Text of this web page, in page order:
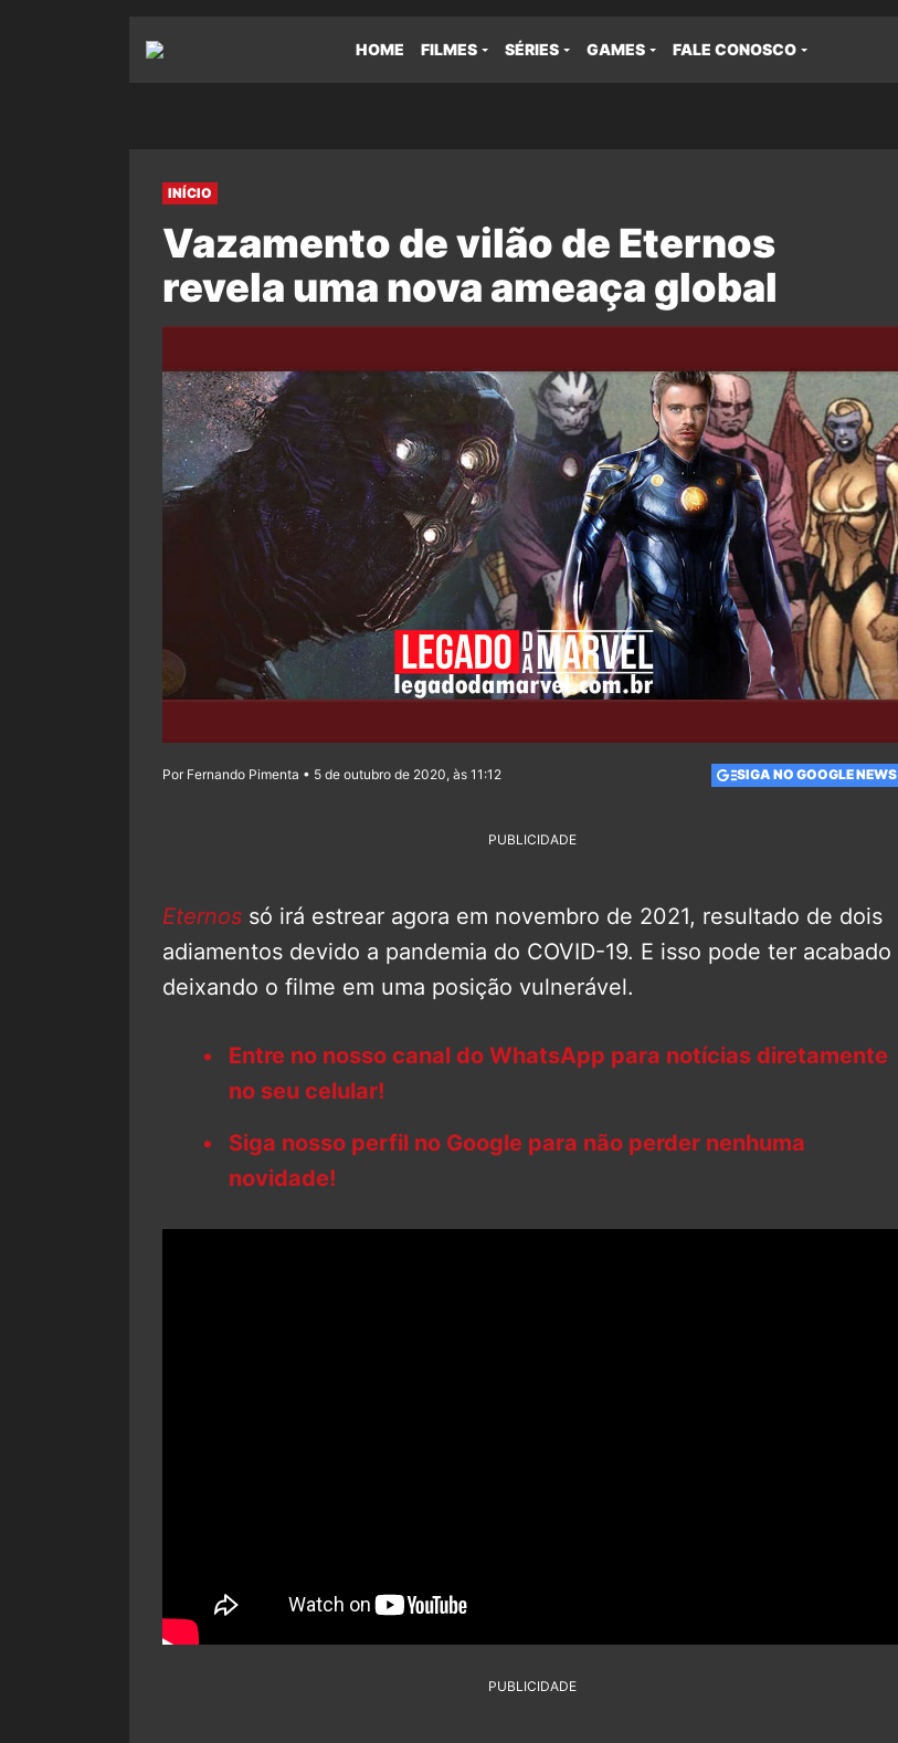
HOME FILMES SÉRIES GAMES FALE CONOSCO
INÍCIO
Vazamento de vilão de Eternos
revela uma nova ameaça global
Por Fernando Pimenta • 5 de outubro de 2020, às 11:12 SIGA NO GOOGLE NEWS
PUBLICIDADE
Eternos só irá estrear agora em novembro de 2021, resultado de dois
adiamentos devido a pandemia do COVID-19. E isso pode ter acabado
deixando o filme em uma posição vulnerável.
Entre no nosso canal do WhatsApp para notícias diretamente
no seu celular!
Siga nosso perfil no Google para não perder nenhuma
novidade!
PUBLICIDADE